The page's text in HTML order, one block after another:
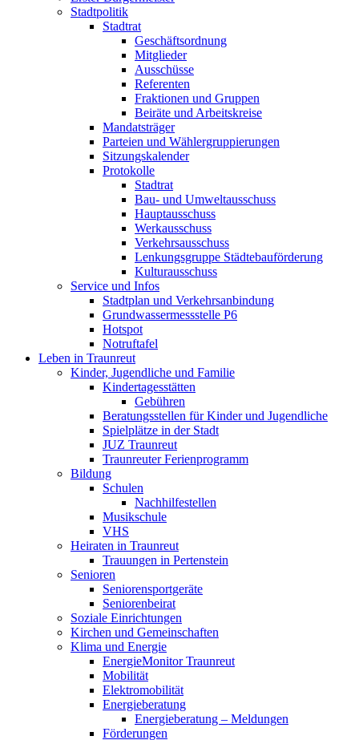
Stadtpolitik
Stadtrat
Geschäftsordnung
Mitglieder
Ausschüsse
Referenten
Fraktionen und Gruppen
Beiräte und Arbeitskreise
Mandatsträger
Parteien und Wählergruppierungen
Sitzungskalender
Protokolle
Stadtrat
Bau- und Umweltausschuss
Hauptausschuss
Werkausschuss
Verkehrsausschuss
Lenkungsgruppe Städtebauförderung
Kulturausschuss
Service und Infos
Stadtplan und Verkehrsanbindung
Grundwassermessstelle P6
Hotspot
Notruftafel
Leben in Traunreut
Kinder, Jugendliche und Familie
Kindertagesstätten
Gebühren
Beratungsstellen für Kinder und Jugendliche
Spielplätze in der Stadt
JUZ Traunreut
Traunreuter Ferienprogramm
Bildung
Schulen
Nachhilfestellen
Musikschule
VHS
Heiraten in Traunreut
Trauungen in Pertenstein
Senioren
Seniorensportgeräte
Seniorenbeirat
Soziale Einrichtungen
Kirchen und Gemeinschaften
Klima und Energie
EnergieMonitor Traunreut
Mobilität
Elektromobilität
Energieberatung
Energieberatung – Meldungen
Förderungen